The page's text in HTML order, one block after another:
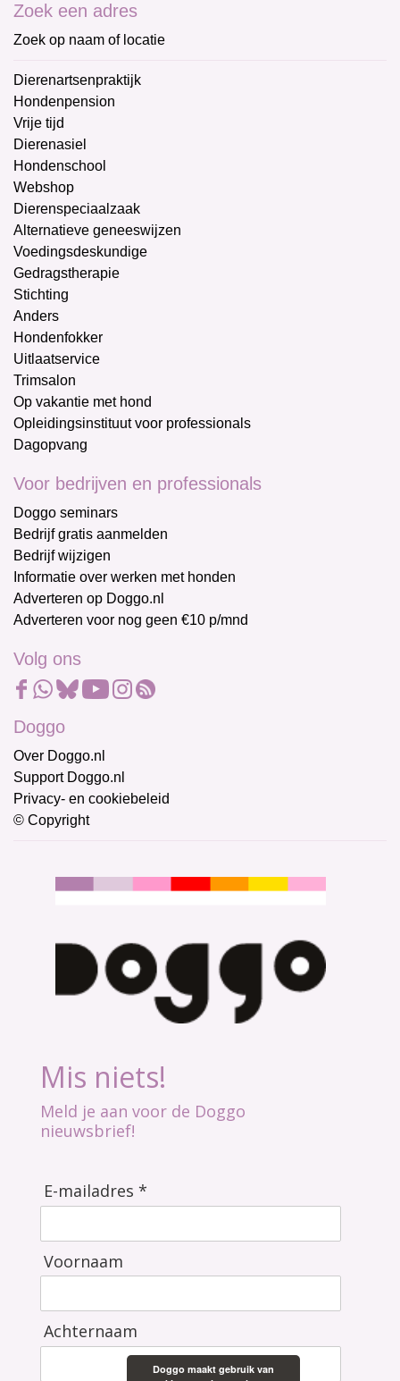
Zoek een adres
Zoek op naam of locatie
Dierenartsenpraktijk
Hondenpension
Vrije tijd
Dierenasiel
Hondenschool
Webshop
Dierenspeciaalzaak
Alternatieve geneeswijzen
Voedingsdeskundige
Gedragstherapie
Stichting
Anders
Hondenfokker
Uitlaatservice
Trimsalon
Op vakantie met hond
Opleidingsinstituut voor professionals
Dagopvang
Voor bedrijven en professionals
Doggo seminars
Bedrijf gratis aanmelden
Bedrijf wijzigen
Informatie over werken met honden
Adverteren op Doggo.nl
Adverteren voor nog geen €10 p/mnd
Volg ons
Doggo
Over Doggo.nl
Support Doggo.nl
Privacy- en cookiebeleid
© Copyright
Mis niets!
Meld je aan voor de Doggo
nieuwsbrief!
E-mailadres *
Voornaam
Achternaam
Doggo maakt gebruik van